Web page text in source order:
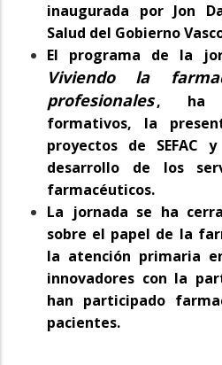
inaugurada por Jon
Salud del Gobierno
El programa de la
Viviendo la
profesionales, ha
formativos, la
proyectos de SEFAC
desarrollo de los
farmacéuticos.
La jornada se ha
sobre el papel de la
la atención primaria
innovadores con la
han participado
pacientes.